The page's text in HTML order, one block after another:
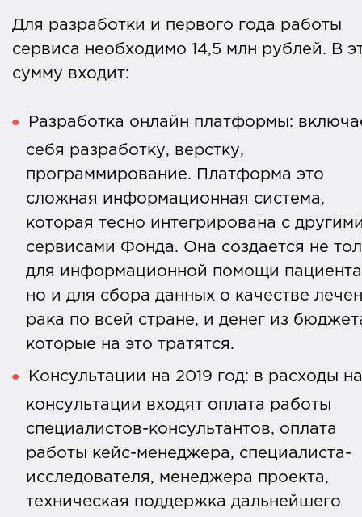
Для разработки и первого года работы
сервиса необходимо 14,5 млн рублей. В
сумму входит:
Разработка онлайн платформы:
себя разработку, верстку,
программирование. Платформа это
сложная информационная система,
которая тесно интегрирована с
сервисами Фонда. Она создается не
для информационной помощи
но и для сбора данных о качестве
рака по всей стране, и денег из
которые на это тратятся.
Консультации на 2019 год: в расходы на
консультации входят оплата работы
специалистов-консультантов, оплата
работы кейс-менеджера, специалиста-
исследователя, менеджера проекта,
техническая поддержка дальнейшего